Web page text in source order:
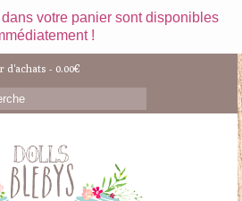
votre panier sont disponibles
!
d'achats - 0.00€